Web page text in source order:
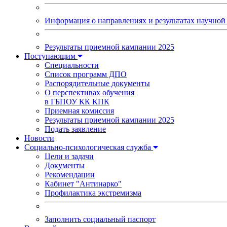
Информация о направлениях и результатах научной
Результаты приемной кампании 2025
Поступающим
Специальности
Список программ ДПО
Распорядительные документы
О перспективах обучения
в ГБПОУ КК КПК
Приемная комиссия
Результаты приемной кампании 2025
Подать заявление
Новости
Социально-психологическая служба
Цели и задачи
Документы
Рекомендации
Кабинет "Антинарко"
Профилактика экстремизма
Заполнить социальный паспорт